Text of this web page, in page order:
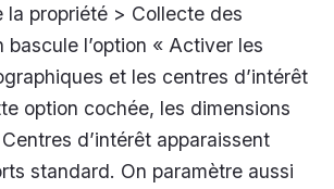
la propriété > Collecte des
bascule l’option « Activer les
et les centres d’intérêt
option cochée, les dimensions
d’intérêt apparaissent
standard. On paramètre aussi